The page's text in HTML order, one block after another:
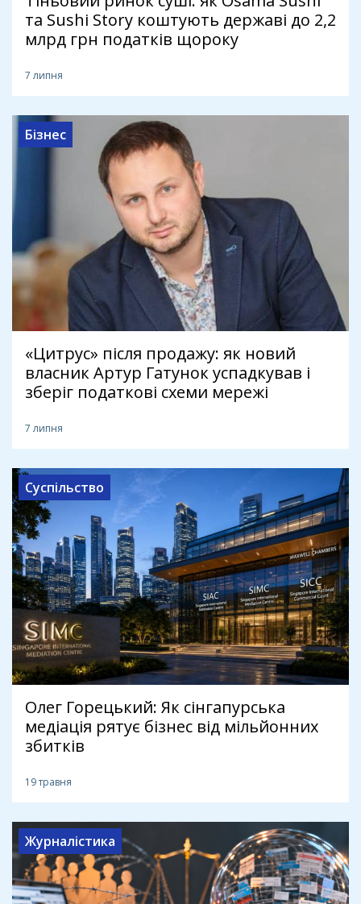
та Sushi Story коштують державі до 2,2
млрд грн податків щороку
7 липня
Бізнес
«Цитрус» після продажу: як новий
власник Артур Гатунок успадкував і
зберіг податкові схеми мережі
7 липня
Суспільство
Олег Горецький: Як сінгапурська
медіація рятує бізнес від мільйонних
збитків
19 травня
Журналістика